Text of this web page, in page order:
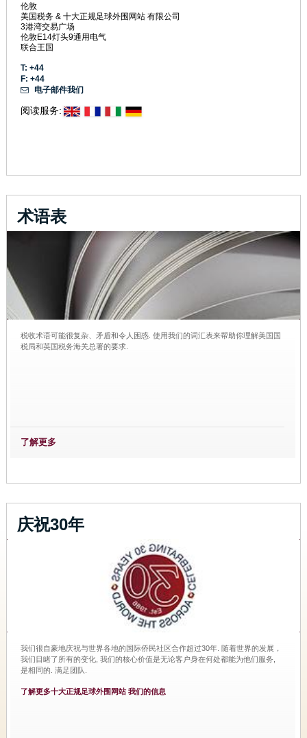
伦敦
美国税务 & 十大正规足球外围网站 有限公司
3港湾交易广场
伦敦E14灯头9通用电气
联合王国
T: +44
F: +44
电子邮件我们
阅读服务:
术语表
税收术语可能很复杂、矛盾和令人困惑. 使用我们的词汇表来帮助你理解美国国
税局和英国税务海关总署的要求.
了解更多
庆祝30年
我们很自豪地庆祝与世界各地的国际侨民社区合作超过30年. 随着世界的发展，
我们目睹了所有的变化, 我们的核心价值是无论客户身在何处都能为他们服务,
是相同的. 满足团队.
了解更多十大正规足球外围网站 我们的信息